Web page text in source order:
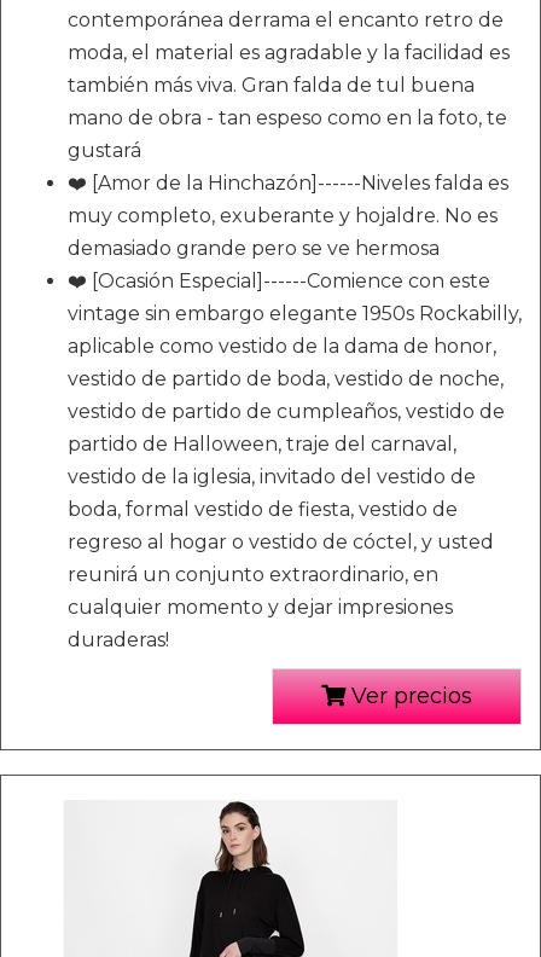
contemporánea derrama el encanto retro de
moda, el material es agradable y la facilidad es
también más viva. Gran falda de tul buena
mano de obra - tan espeso como en la foto, te
gustará
❤️ [Amor de la Hinchazón]------Niveles falda es
muy completo, exuberante y hojaldre. No es
demasiado grande pero se ve hermosa
❤️ [Ocasión Especial]------Comience con este
vintage sin embargo elegante 1950s Rockabilly,
aplicable como vestido de la dama de honor,
vestido de partido de boda, vestido de noche,
vestido de partido de cumpleaños, vestido de
partido de Halloween, traje del carnaval,
vestido de la iglesia, invitado del vestido de
boda, formal vestido de fiesta, vestido de
regreso al hogar o vestido de cóctel, y usted
reunirá un conjunto extraordinario, en
cualquier momento y dejar impresiones
duraderas!
Ver precios